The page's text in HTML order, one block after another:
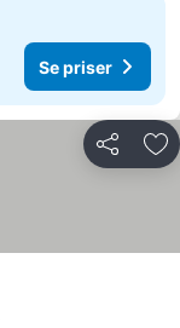
Se priser
Del